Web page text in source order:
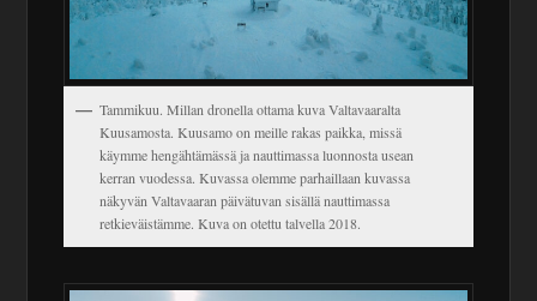
Tammikuu. Millan dronella ottama kuva Valtavaaralta
Kuusamosta. Kuusamo on meille rakas paikka, missä
käymme hengähtämässä ja nauttimassa luonnosta usean
kerran vuodessa. Kuvassa olemme parhaillaan kuvassa
näkyvän Valtavaaran päivätuvan sisällä nauttimassa
retkieväistämme. Kuva on otettu talvella 2018.